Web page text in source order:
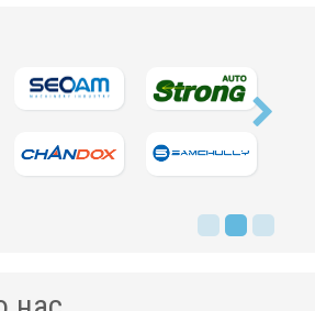
станков
станков